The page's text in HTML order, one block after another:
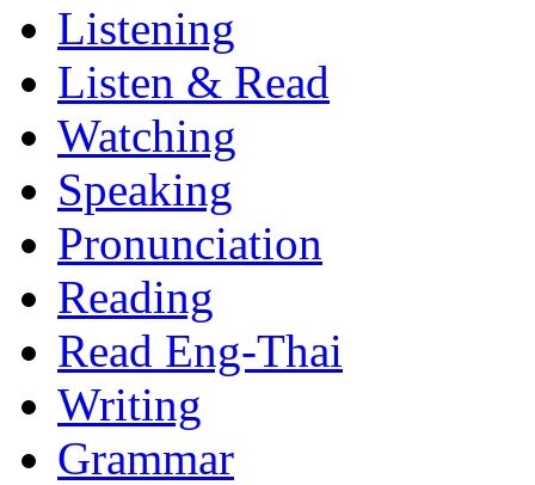
Listening
Listen & Read
Watching
Speaking
Pronunciation
Reading
Read Eng-Thai
Writing
Grammar